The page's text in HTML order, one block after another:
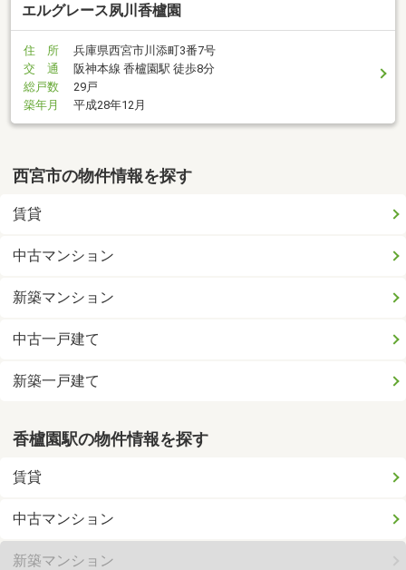
エルグレース夙川香櫨園
住 所
兵庫県西宮市川添町3番7号
交 通
阪神本線 香櫨園駅 徒歩8分
総戸数
29戸
築年月
平成28年12月
西宮市の物件情報を探す
賃貸
中古マンション
新築マンション
中古一戸建て
新築一戸建て
香櫨園駅の物件情報を探す
賃貸
中古マンション
新築マンション